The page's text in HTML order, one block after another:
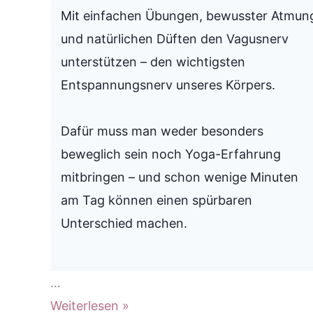
Mit einfachen Übungen, bewusster
und natürlichen Düften den Vagusnerv
unterstützen – den wichtigsten
Entspannungsnerv unseres Körpers.
Dafür muss man weder besonders
beweglich sein noch Yoga-Erfahrung
mitbringen – und schon wenige Minuten
am Tag können einen spürbaren
Unterschied machen.
…
Yoga
Weiterlesen »